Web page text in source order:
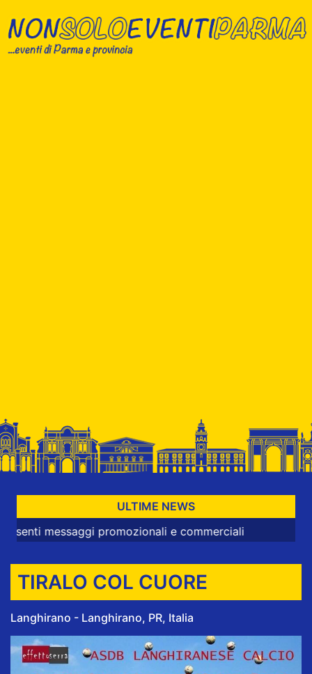
ULTIME NEWS
promozionali e commerciali
TIRALO COL CUORE
Langhirano - Langhirano, PR, Italia